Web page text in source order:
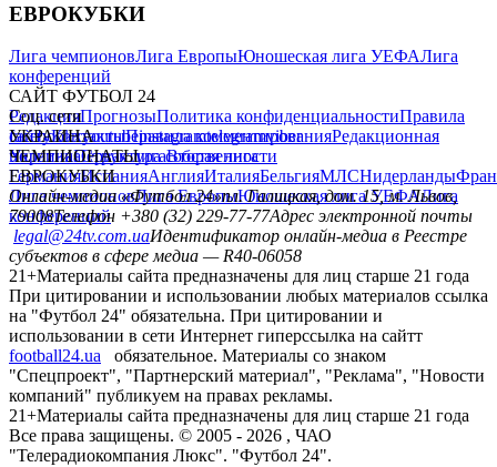
ЕВРОКУБКИ
Лига чемпионовЛига ЕвропыЮношеская лига УЕФАЛига
конференций
САЙТ ФУТБОЛ 24
РедакцияПрогнозыПолитика конфиденциальностиПравила
сайтуКонтактыПравила комментированияРедакционная
политикаСтруктура собственности
Соц. сети
facebookxyoutubeinstagramtelegramviber
УКРАИНА
УкраинаПервая лигаВторая лига
ЧЕМПИОНАТЫ
ГерманияИспанияАнглияИталияБельгияМЛСНидерланды
ЕВРОКУБКИ
Лига чемпионовЛига ЕвропыЮношеская лига УЕФАЛига
конференций
Онлайн-медиа «Футбол 24»пл. Галицкая, дом. 15, м. Львов,
79008Телефон +380 (32) 229-77-77Адрес электронной почты
legal@24tv.com.uaИдентификатор онлайн-медиа в Реестре
субъектов в сфере медиа — R40-06058
21+Материалы сайта предназначены для лиц старше 21 года
При цитировании и использовании любых материалов ссылка
на "Футбол 24" обязательна. При цитировании и
использовании в сети Интернет гиперссылка на сайтт
football24.ua
обязательное. Материалы со знаком
"Спецпроект", "Партнерский материал", "Реклама", "Новости
компаний" публикуем на правах рекламы.
21+Материалы сайта предназначены для лиц старше 21 года
Все права защищены. © 2005 - 2026 , ЧАО
"Телерадиокомпания Люкс". "Футбол 24".